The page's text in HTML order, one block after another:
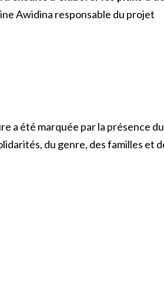
Awidina responsable du projet
a été marquée par la présence
du genre, des familles et